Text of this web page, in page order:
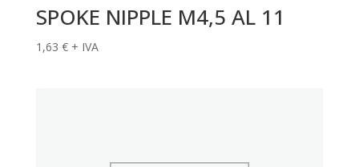
SPOKE NIPPLE M4,5 AL 11
1,63 € + IVA